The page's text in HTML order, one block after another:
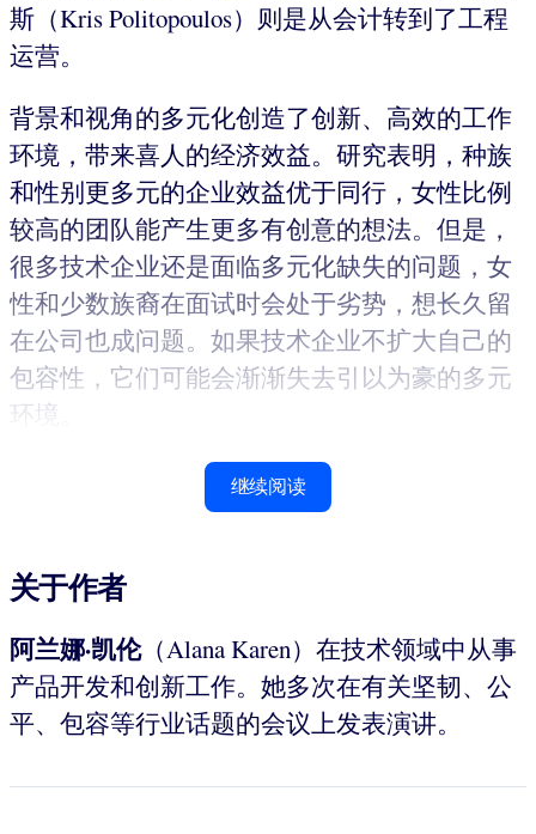
斯（Kris Politopoulos）则是从会计转到了工程
运营。
背景和视角的多元化创造了创新、高效的工作
环境，带来喜人的经济效益。研究表明，种族
和性别更多元的企业效益优于同行，女性比例
较高的团队能产生更多有创意的想法。但是，
很多技术企业还是面临多元化缺失的问题，女
性和少数族裔在面试时会处于劣势，想长久留
在公司也成问题。如果技术企业不扩大自己的
包容性，它们可能会渐渐失去引以为豪的多元
环境。
继续阅读
关于作者
阿兰娜·凯伦（Alana Karen）在技术领域中从事
产品开发和创新工作。她多次在有关坚韧、公
平、包容等行业话题的会议上发表演讲。